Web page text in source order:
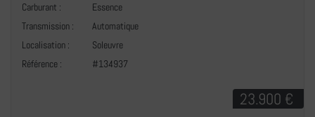
Carburant :
Essence
Transmission :
Automatique
Localisation :
Soleuvre
Référence :
#134937
23.900 €